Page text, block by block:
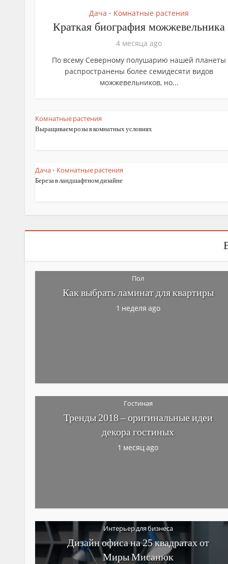
Дача • Комнатные растения
Краткая биография можжевельника
4 месяца ago
По всему Северному полушарию нашей планеты
распространены более семидесяти видов
можжевельников, но...
Комнатные растения
Выращиваем розы в комнатных условиях
Дача • Комнатные растения
Береза в ландшафтном дизайне
Пол
Как выбрать ламинат для квартиры
1 неделя ago
Гостиная
Тренды 2018 – оригинальные идеи
декора гостиных
1 месяц ago
Интерьер для бизнеса
Дизайн офиса на 25 квадратах от
Миры Мисанюк